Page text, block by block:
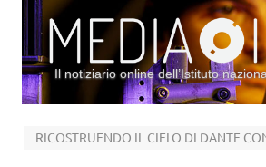
Il notiziario online dell’Istituto